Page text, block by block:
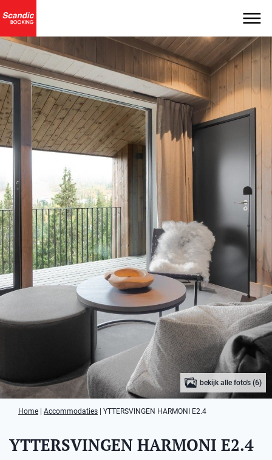
bekijk alle foto's (6)
Home Accommodaties YTTERSVINGEN HARMONI E2.4
YTTERSVINGEN HARMONI E2.4